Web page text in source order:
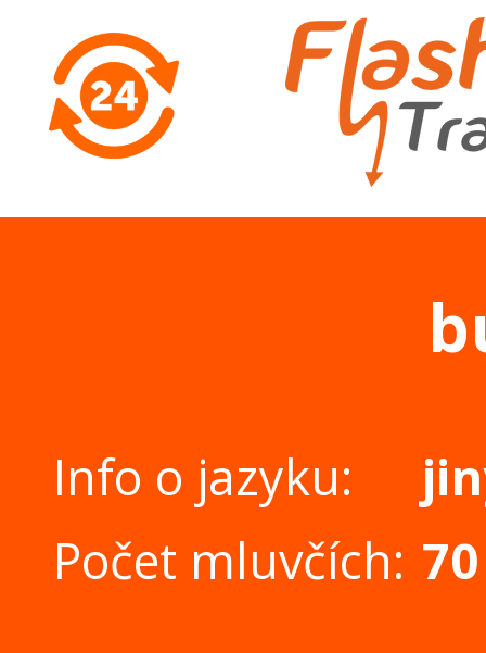
Info o jazyku:
Počet mluvčích: